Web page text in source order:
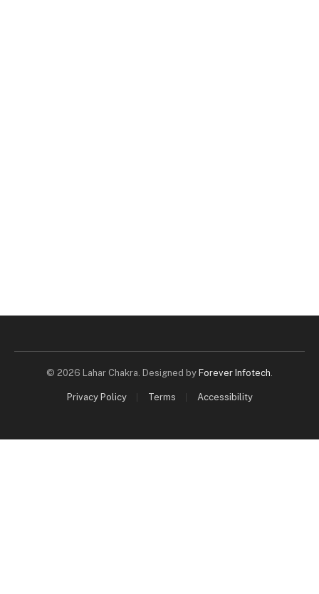
© 2026 Lahar Chakra. Designed by Forever Infotech.
Privacy Policy Terms Accessibility